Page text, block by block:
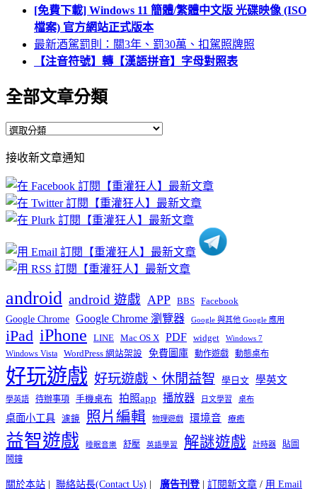
[免費下載] Windows 11 簡體/繁體中文版 光碟映像 (ISO
檔案) 官方網站正式版本
最新酒駕罰則：關3年、罰30萬、扣駕照牌照
【注音符號】轉【漢語拼音】字母對照表
全部文章分類
全
文
章
分
類
接收新文章通知
android android 遊戲 APP BBS Facebook
Google Chrome Google Chrome 瀏覽器 Google 與其他 Google 應用
iPad iPhone LINE Mac OS X PDF widget Windows 7
Windows Vista WordPress 網站架設 免費圖庫 動作遊戲 動態桌布
好玩遊戲 好玩遊戲、休閒益智 學日文 學英文
學英語 待辦事項 手機桌布 拍照app 播放器 日文學習 桌布
桌面小工具 濾鏡 照片編輯 物理遊戲 環境音 療癒
益智遊戲 睡眠音樂 舒壓 英語學習 解謎遊戲 計時器
貼圖
鬧鐘
關於本站 | 聯絡站長(Contact Us) | 廣告刊登| 訂閱新文章 / 用 Email